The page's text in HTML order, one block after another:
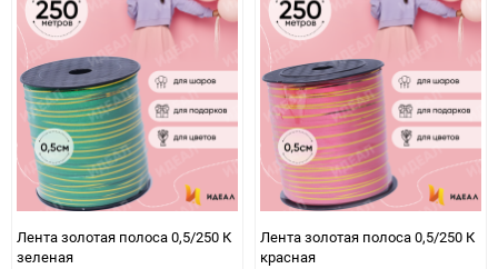
Лента золотая полоса 0,5/250 К
зеленая
Лента золотая полоса 0,5/250 К
красная